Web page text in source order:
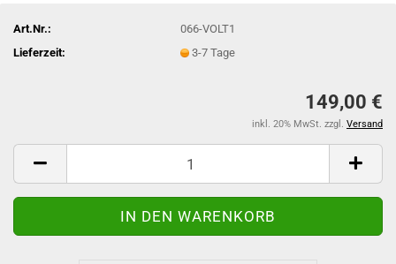
Art.Nr.:
066-VOLT1
Lieferzeit:
3-7 Tage
149,00 €
inkl. 20% MwSt. zzgl. Versand